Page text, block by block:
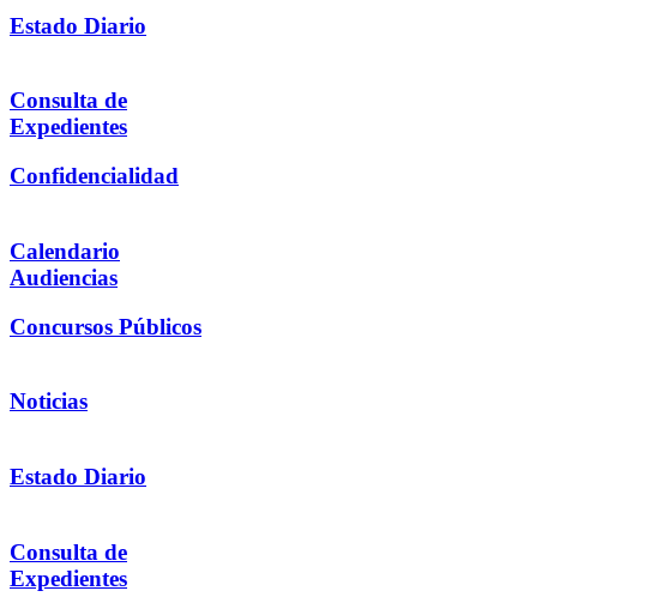
Estado Diario
Consulta de
Expedientes
Confidencialidad
Calendario
Audiencias
Concursos Públicos
Noticias
Estado Diario
Consulta de
Expedientes